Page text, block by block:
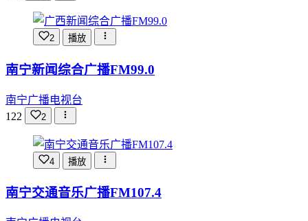
2 播放
南宁新闻综合广播FM99.0
南宁广播电视台
122
2
4 播放
南宁交通音乐广播FM107.4